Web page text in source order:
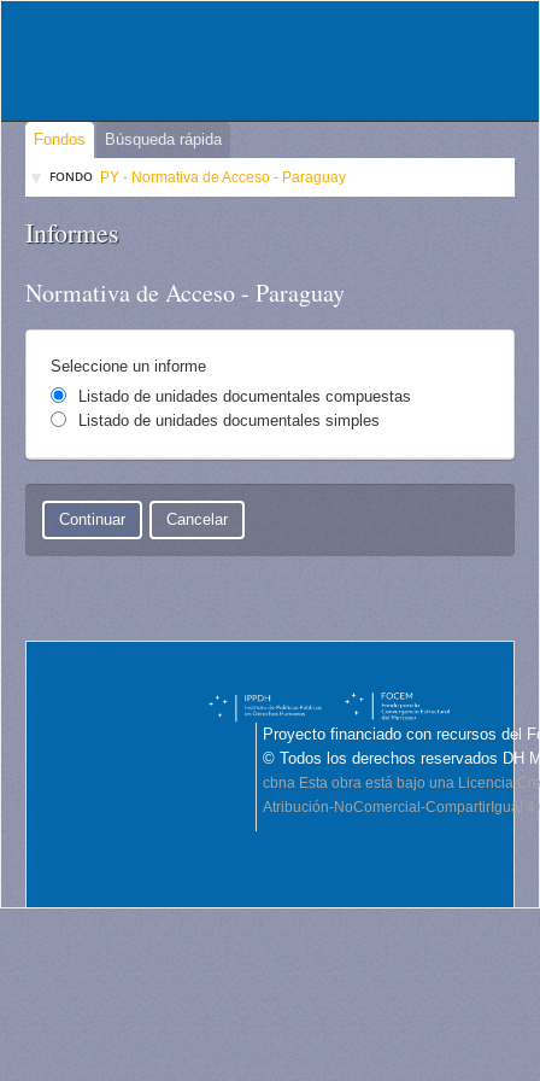
Fondos Búsqueda rápida
FONDO PY - Normativa de Acceso - Paraguay
Informes
Normativa de Acceso - Paraguay
Seleccione un informe
Listado de unidades documentales compuestas
Listado de unidades documentales simples
Cancelar
Proyecto financiado con recursos del
© Todos los derechos reservados DH
cbna Esta obra está bajo una Licencia
Atribución-NoComercial-CompartirIgual